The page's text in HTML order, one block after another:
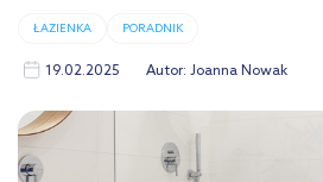
ŁAZIENKA PORADNIK
19.02.2025 Autor:Joanna Nowak